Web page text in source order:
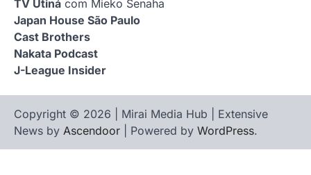
TV Utiná com Mieko Senaha
Japan House São Paulo
Cast Brothers
Nakata Podcast
J-League Insider
Copyright © 2026 | Mirai Media Hub | Extensive
News by Ascendoor | Powered by WordPress.